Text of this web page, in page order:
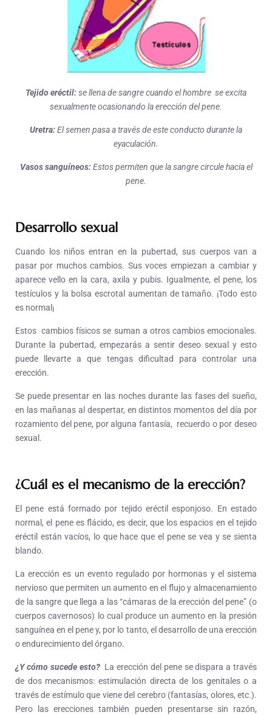
Tejido eréctil:se llena de sangre cuando el hombre se excita
sexualmente ocasionando la erección del pene.
Uretra:El semen pasa a través de este conducto durante la
eyaculación.
Vasos sanguíneos:Estos permiten que la sangrecircule hacia el
pene.
Desarrollo sexual
Cuando los niños entran en la pubertad, sus cuerpos van a
pasar por muchos cambios. Sus voces empiezan a cambiar y
aparece vello en la cara, axila y pubis. Igualmente, el pene, los
testículos y la bolsa escrotal aumentan de tamaño. ¡Todo esto
es normal¡
Estos cambios físicos se suman a otros cambios emocionales.
Durante la pubertad, empezarás a sentir deseo sexual y esto
puede llevarte a que tengas dificultad para controlar una
erección.
Se puede presentar en las noches durante las fases del sueño,
en las mañanas al despertar, en distintos momentos del día por
rozamiento del pene, por alguna fantasía, recuerdo o por deseo
sexual.
¿Cuál es el mecanismo de la erección?
El pene está formado por tejido eréctil esponjoso. En estado
normal, el pene es flácido, es decir, que los espacios en el tejido
eréctil están vacíos, lo que hace que el pene se vea y se sienta
blando.
La erección es un evento regulado por hormonas y el sistema
nervioso que permiten un aumento en el flujo y almacenamiento
de la sangre que llega a las “cámaras de la erección del pene” (o
cuerpos cavernosos) lo cual produce un aumento en la presión
sanguínea en el pene y, por lo tanto, el desarrollo de una erección
o endurecimiento del órgano.
¿Y cómo sucede esto?La erección del pene se dispara a través
de dos mecanismos: estimulación directa de los genitales o a
través de estímulo que viene del cerebro (fantasías, olores, etc.).
Pero las erecciones también pueden presentarse sin razón,